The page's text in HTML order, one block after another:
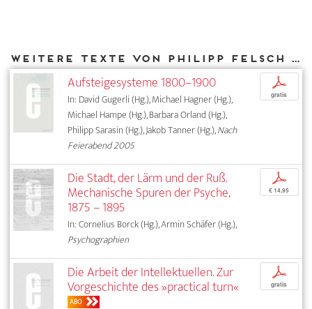
Weitere Texte von Philipp Felsch bei DIAPHANES
Aufsteigesysteme 1800–1900
In: David Gugerli (Hg.), Michael Hagner (Hg.),
Michael Hampe (Hg.), Barbara Orland (Hg.),
Philipp Sarasin (Hg.), Jakob Tanner (Hg.),Nach
Feierabend 2005
p
gratis
Die Stadt, der Lärm und der Ruß.
Mechanische Spuren der Psyche,
1875 – 1895
In: Cornelius Borck (Hg.), Armin Schäfer (Hg.),
Psychographien
p
€ 14,95
Die Arbeit der Intellektuellen. Zur
Vorgeschichte des »practical turn«
ABO
p
gratis